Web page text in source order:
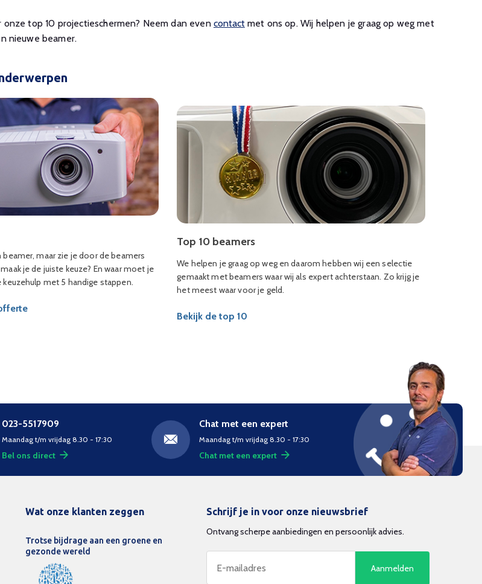
top 10 projectieschermen? Neem dan even contactmet ons op. Wij helpen je graag op weg met
nieuwe beamer.
beamer, maar zie je door de beamers
je de juiste keuze? En waar moet je
met 5 handige stappen.
Top 10 beamers
We helpen je graag op weg en daarom hebben wij een selectie
gemaakt met beamers waar wij als expert achterstaan. Zo krijg je
het meest waar voor je geld.
Bekijk de top 10
023-5517909
Maandag t/m vrijdag 8.30 - 17:30
Bel ons direct
Chat met een expert
Maandag t/m vrijdag 8.30 - 17:30
Chat met een expert
Wat onze klanten zeggen
Trotse bijdrage aan een groene en
gezonde wereld
Schrijf je in voor onze nieuwsbrief
Ontvang scherpe aanbiedingen en persoonlijk advies.
Aanmelden